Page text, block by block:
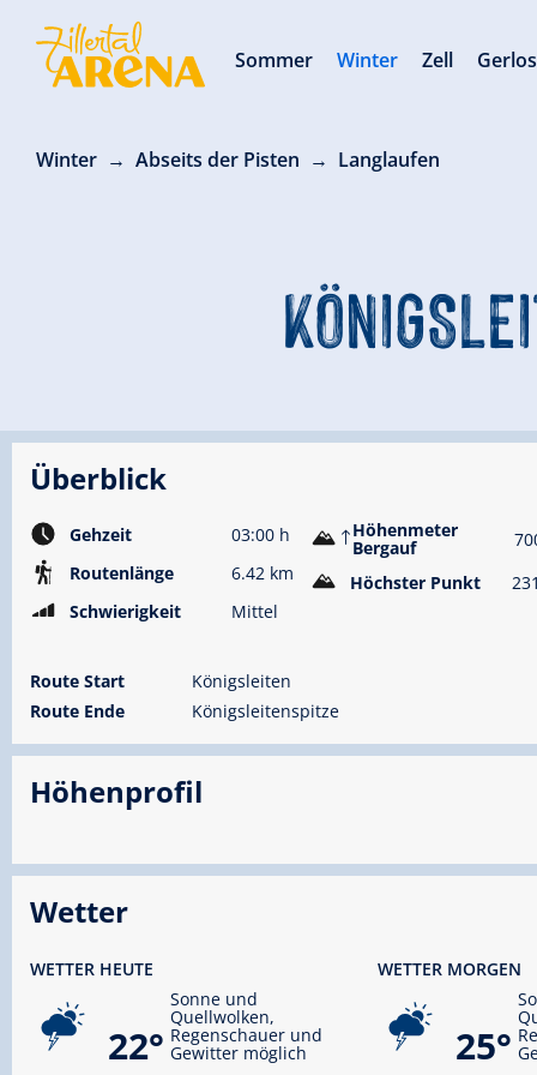
Winter Abseits der Pisten Langlaufen
Überblick
Gehzeit
03:00 h
Routenlänge
6.42 km
Schwierigkeit
Mittel
Höhenmeter
Bergauf
Höchster Punkt
Route Start
Königsleiten
Route Ende
Königsleitenspitze
Höhenprofil
Wetter
WETTER HEUTE
22°
Sonne und
Quellwolken,
Regenschauer und
Gewitter möglich
WETTER MORGEN
25°
Sommer Winter Zell Gerlos